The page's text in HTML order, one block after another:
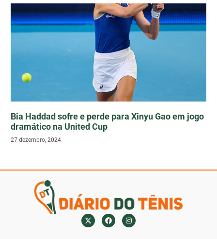
Bia Haddad sofre e perde para Xinyu Gao em jogo
dramático na United Cup
27 dezembro, 2024